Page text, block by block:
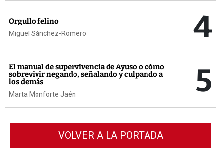
Orgullo felino
Miguel Sánchez-Romero 4
El manual de supervivencia de Ayuso o cómo
sobrevivir negando, señalando y culpando a
los demás
Marta Monforte Jaén 5
VOLVER A LA PORTADA